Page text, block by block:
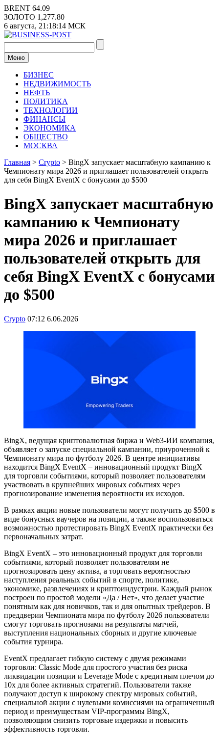
Перейти
к
содержимому
BRENT 64.09
ЗОЛОТО 1,277.80
6 августа, 21:18:14 МСК
Меню
БИЗНЕС
НЕДВИЖИМОСТЬ
НЕФТЬ
ПОЛИТИКА
ТЕХНОЛОГИИ
ФИНАНСЫ
ЭКОНОМИКА
ОБЩЕСТВО
МОСКВА
Главная > Crypto > BingX запускает масштабную кампанию к
Чемпионату мира 2026 и приглашает пользователей открыть
для себя BingX EventX с бонусами до $500
BingX запускает масштабную
кампанию к Чемпионату
мира 2026 и приглашает
пользователей открыть для
себя BingX EventX с бонусами
до $500
Crypto 07:12 6.06.2026
BingX, ведущая криптовалютная биржа и Web3-ИИ компания,
объявляет о запуске специальной кампании, приуроченной к
Чемпионату мира по футболу 2026. В центре инициативы
находится BingX EventX – инновационный продукт BingX
для торговли событиями, который позволяет пользователям
участвовать в крупнейших мировых событиях через
прогнозирование изменения вероятности их исходов.
В рамках акции новые пользователи могут получить до $500 в
виде бонусных ваучеров на позиции, а также воспользоваться
возможностью протестировать BingX EventX практически без
первоначальных затрат.
BingX EventX – это инновационный продукт для торговли
событиями, который позволяет пользователям не
прогнозировать цену актива, а торговать вероятностью
наступления реальных событий в спорте, политике,
экономике, развлечениях и криптоиндустрии. Каждый рынок
построен по простой модели «Да / Нет», что делает участие
понятным как для новичков, так и для опытных трейдеров. В
преддверии Чемпионата мира по футболу 2026 пользователи
смогут торговать прогнозами на результаты матчей,
выступления национальных сборных и другие ключевые
события турнира.
EventX предлагает гибкую систему с двумя режимами
торговли: Classic Mode для простого участия без риска
ликвидации позиции и Leverage Mode с кредитным плечом до
10x для более активных стратегий. Пользователи также
получают доступ к широкому спектру мировых событий,
специальной акции с нулевыми комиссиями на ограниченный
период и преимуществам VIP-программы BingX,
позволяющим снизить торговые издержки и повысить
эффективность торговли.